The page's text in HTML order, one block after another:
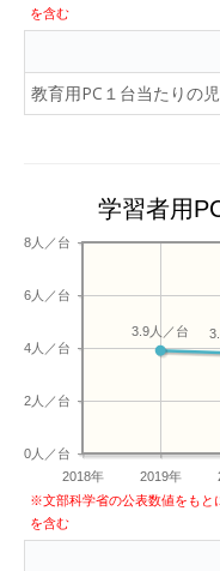
を含む
教育用PC１台当たりの
学習者用
2018年 2019年
0人／台
2人／台
4人／台
6人／台
8人／台
3.9人／台
※文部科学省の公表数値をもと
を含む